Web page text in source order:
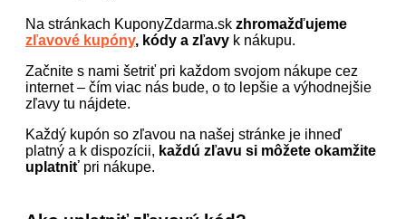
Na stránkach KuponyZdarma.sk zhromažďujeme
zľavové kupóny, kódy a zľavy k nákupu.
Začnite s nami šetriť pri každom svojom nákupe cez
internet – čím viac nás bude, o to lepšie a výhodnejšie
zľavy tu nájdete.
Každý kupón so zľavou na našej stránke je ihneď
platný a k dispozícii, každú zľavu si môžete okamžite
uplatniť pri nákupe.